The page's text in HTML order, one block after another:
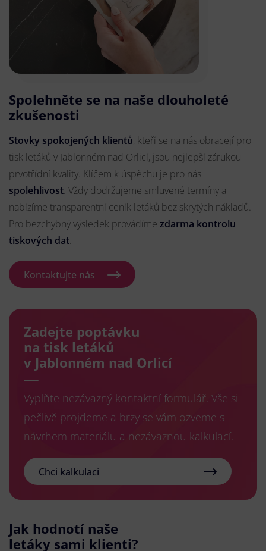
Spolehněte se na naše dlouholeté
zkušenosti
Stovky spokojených klientů, kteří se na nás obracejí pro
tisk letáků v Jablonném nad Orlicí, jsou nejlepší zárukou
prvotřídní kvality. Klíčem k úspěchu je pro nás
spolehlivost. Vždy dodržujeme smluvené termíny a
nabízíme transparentní ceník letáků bez skrytých nákladů.
Pro bezchybný výsledek provádíme zdarma kontrolu
tiskových dat.
Kontaktujte nás
Zadejte poptávku
na tisk letáků
v Jablonném nad Orlicí
Vyplňte nezávazný kontaktní formulář. Vše si
pečlivě projdeme a brzy se vám ozveme s
návrhem materiálu a nezávaznou kalkulací.
Chci kalkulaci
Jak hodnotí naše
letáky sami klienti?